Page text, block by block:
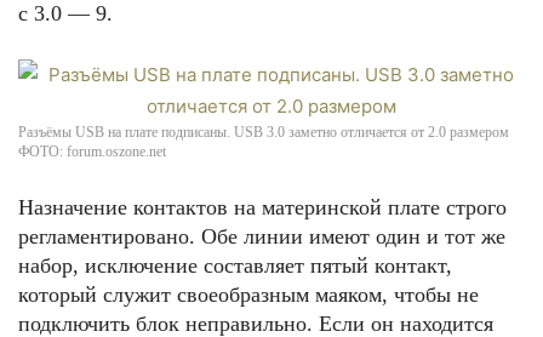
с 3.0 — 9.
Разъёмы USB на плате подписаны. USB 3.0 заметно отличается от 2.0 размером
ФОТО: forum.oszone.net
Назначение контактов на материнской плате строго
регламентировано. Обе линии имеют один и тот же
набор, исключение составляет пятый контакт,
который служит своеобразным маяком, чтобы не
подключить блок неправильно. Если он находится